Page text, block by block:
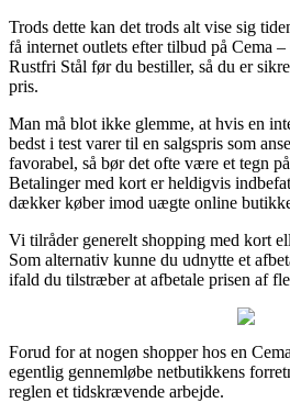
Trods dette kan det trods alt vise sig
få internet outlets efter tilbud på Cema
Rustfri Stål før du bestiller, så du er
pris.
Man må blot ikke glemme, at hvis en
bedst i test varer til en salgspris som
favorabel, så bør det ofte være et tegn
Betalinger med kort er heldigvis
dækker køber imod uægte online
Vi tilråder generelt shopping med kort
Som alternativ kunne du udnytte et
ifald du tilstræber at afbetale prisen af
Forud for at nogen shopper hos en
egentlig gennemløbe netbutikkens
reglen et tidskrævende arbejde.